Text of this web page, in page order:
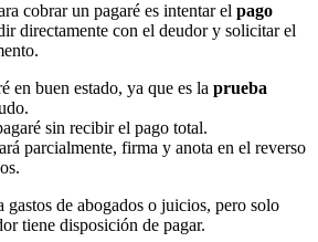
cobrar un pagaré es intentar el pago
directamente con el deudor y solicitar el
en buen estado, ya que es la prueba
sin recibir el pago total.
parcialmente, firma y anota en el reverso
gastos de abogados o juicios, pero solo
tiene disposición de pagar.